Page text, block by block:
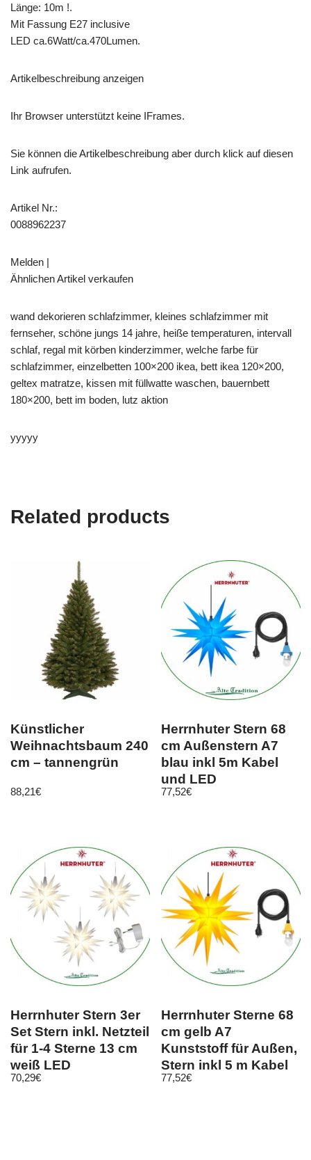
Länge: 10m !.
Mit Fassung E27 inclusive
LED ca.6Watt/ca.470Lumen.
Artikelbeschreibung anzeigen
Ihr Browser unterstützt keine IFrames.
Sie können die Artikelbeschreibung aber durch klick auf diesen
Link aufrufen.
Artikel Nr.:
0088962237
Melden |
Ähnlichen Artikel verkaufen
wand dekorieren schlafzimmer, kleines schlafzimmer mit
fernseher, schöne jungs 14 jahre, heiße temperaturen, intervall
schlaf, regal mit körben kinderzimmer, welche farbe für
schlafzimmer, einzelbetten 100×200 ikea, bett ikea 120×200,
geltex matratze, kissen mit füllwatte waschen, bauernbett
180×200, bett im boden, lutz aktion
yyyyy
Related products
Künstlicher
Weihnachtsbaum 240
cm – tannengrün
88,21€
Herrnhuter Stern 68
cm Außenstern A7
blau inkl 5m Kabel
und LED
77,52€
Herrnhuter Stern 3er
Set Stern inkl. Netzteil
für 1-4 Sterne 13 cm
weiß LED
70,29€
Herrnhuter Sterne 68
cm gelb A7
Kunststoff für Außen,
Stern inkl 5 m Kabel
77,52€